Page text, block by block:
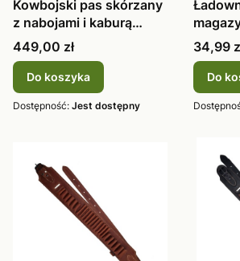
Kowbojski pas skórzany
z nabojami i kaburą
brązowy
Cena
449,00 zł
Do koszyka
Dostępność: Jest dostępny
Cut
Cena
34,99
Do